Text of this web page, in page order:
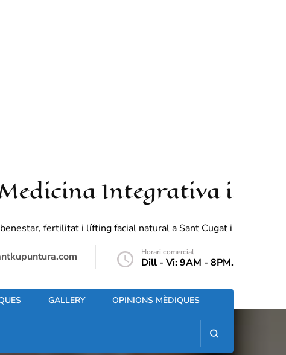
Integrativa i
fertilitat i lífting facial natural a Sant Cugat i
Horari comercial
Dill - Vi: 9AM - 8PM.
GALLERY
OPINIONS MÈDIQUES